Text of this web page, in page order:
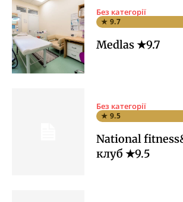
Без категорії
★ 9.7
Medlas ★9.7
Без категорії
★ 9.5
National
клуб ★9.5